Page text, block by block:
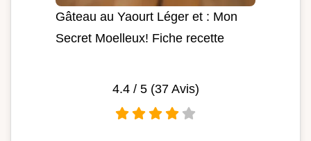
Gâteau au Yaourt Léger et : Mon
Secret Moelleux! Fiche recette
4.4/ 5 (37Avis)